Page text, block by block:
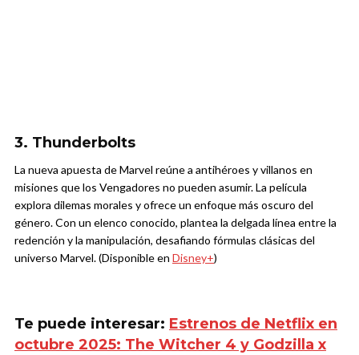
3. Thunderbolts
La nueva apuesta de Marvel reúne a antihéroes y villanos en
misiones que los Vengadores no pueden asumir. La película
explora dilemas morales y ofrece un enfoque más oscuro del
género. Con un elenco conocido, plantea la delgada línea entre la
redención y la manipulación, desafiando fórmulas clásicas del
universo Marvel. (Disponible en Disney+)
Te puede interesar: Estrenos de Netflix en
octubre 2025: The Witcher 4 y Godzilla x